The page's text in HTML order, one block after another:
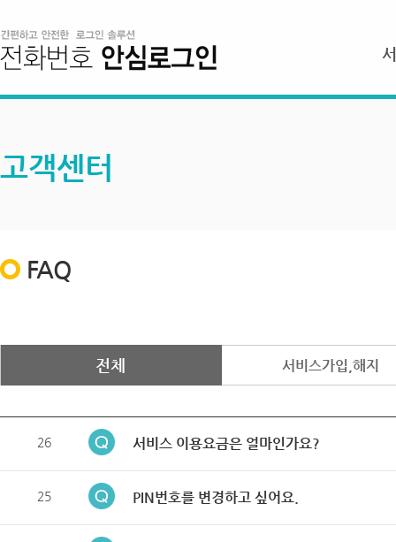
고객센터
FAQ
전체 서비스가입,해지
26 서비스 이용요금은 얼마인가요?
25 PIN번호를 변경하고 싶어요.